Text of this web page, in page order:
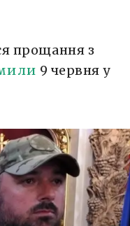
прощання з
9 червня у